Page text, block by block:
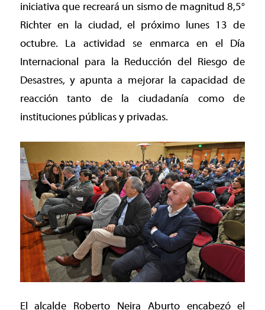
iniciativa que recreará un sismo de magnitud 8,5°
Richter en la ciudad, el próximo lunes 13 de
octubre. La actividad se enmarca en el Día
Internacional para la Reducción del Riesgo de
Desastres, y apunta a mejorar la capacidad de
reacción tanto de la ciudadanía como de
instituciones públicas y privadas.
El alcalde Roberto Neira Aburto encabezó el